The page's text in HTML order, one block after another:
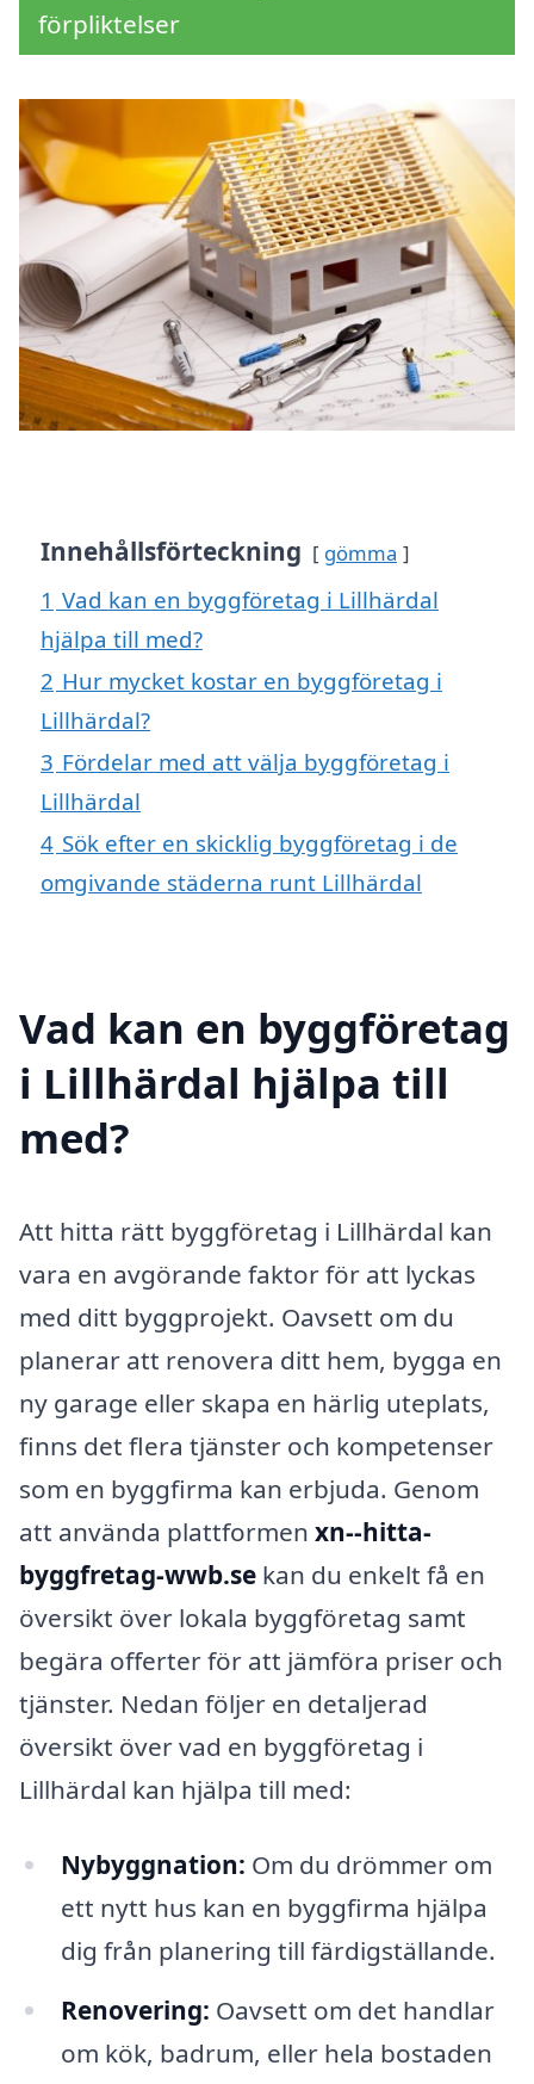
förpliktelser
Innehållsförteckning gömma
1 Vad kan en byggföretag i Lillhärdal
hjälpa till med?
2 Hur mycket kostar en byggföretag i
Lillhärdal?
3 Fördelar med att välja byggföretag i
Lillhärdal
4 Sök efter en skicklig byggföretag i de
omgivande städerna runt Lillhärdal
Vad kan en byggföretag
i Lillhärdal hjälpa till
med?
Att hitta rätt byggföretag i Lillhärdal kan
vara en avgörande faktor för att lyckas
med ditt byggprojekt. Oavsett om du
planerar att renovera ditt hem, bygga en
ny garage eller skapa en härlig uteplats,
finns det flera tjänster och kompetenser
som en byggfirma kan erbjuda. Genom
att använda plattformen xn--hitta-
byggfretag-wwb.se kan du enkelt få en
översikt över lokala byggföretag samt
begära offerter för att jämföra priser och
tjänster. Nedan följer en detaljerad
översikt över vad en byggföretag i
Lillhärdal kan hjälpa till med:
Nybyggnation: Om du drömmer om
ett nytt hus kan en byggfirma hjälpa
dig från planering till färdigställande.
Renovering: Oavsett om det handlar
om kök, badrum, eller hela bostaden